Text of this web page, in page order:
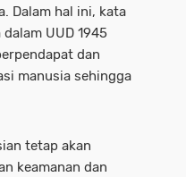
Dalam hal ini, kata
UUD 1945
dan
manusia sehingga
tetap akan
keamanan dan